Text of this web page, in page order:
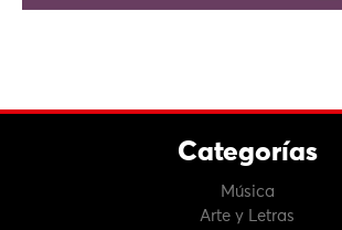
Categorías
Música
Arte y Letras